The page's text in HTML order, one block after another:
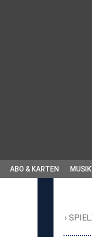
ABO & KARTEN